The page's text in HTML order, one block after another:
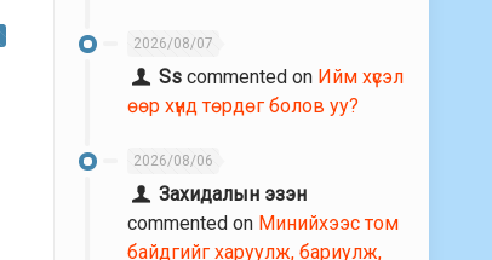
2026/08/07
Ss commented on Ийм хүсэл
өөр хүнд төрдөг болов уу?
2026/08/06
Захидалын эзэн
commented on Минийхээс том
байдгийг харуулж, бариулж,